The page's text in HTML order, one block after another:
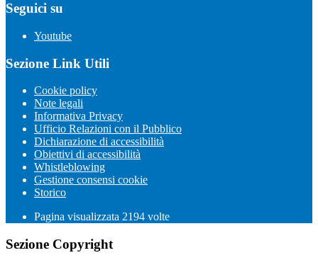
Seguici su
Youtube
Sezione Link Utili
Cookie policy
Note legali
Informativa Privacy
Ufficio Relazioni con il Pubblico
Dichiarazione di accessibilità
Obiettivi di accessibilità
Whistleblowing
Gestione consensi cookie
Storico
Pagina visualizzata 2194 volte
Sezione Copyright